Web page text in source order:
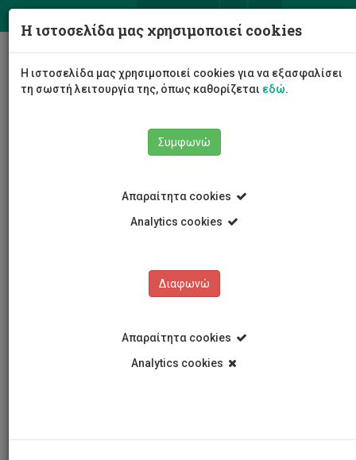
Η ιστοσελίδα μας χρησιμοποιεί cookies
Η ιστοσελίδα μας χρησιμοποιεί cookies για να εξασφαλίσει
τη σωστή λειτουργία της, όπως καθορίζεται εδώ.
Συμφωνώ
Απαραίτητα cookies
Analytics cookies
Διαφωνώ
Απαραίτητα cookies
Analytics cookies